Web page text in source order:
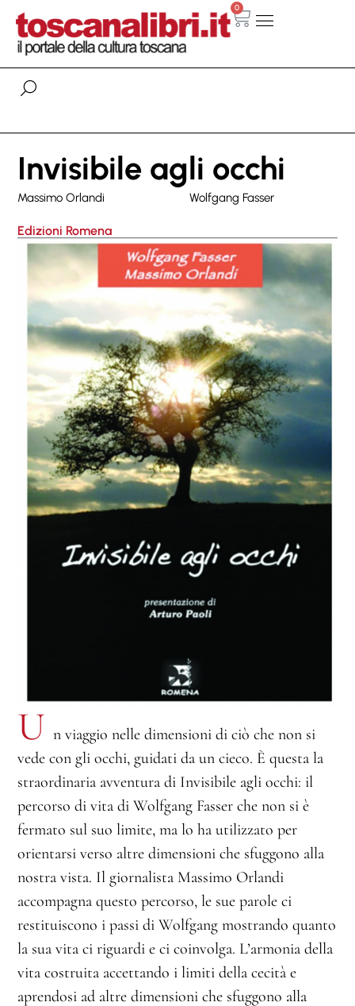
0
Invisibile agli occhi
Massimo Orlandi Wolfgang Fasser
Edizioni Romena
U n viaggio nelle dimensioni di ciò che non si
vede con gli occhi, guidati da un cieco. È questa la
straordinaria avventura di Invisibile agli occhi: il
percorso di vita di Wolfgang Fasser che non si è
fermato sul suo limite, ma lo ha utilizzato per
orientarsi verso altre dimensioni che sfuggono alla
nostra vista. Il giornalista Massimo Orlandi
accompagna questo percorso, le sue parole ci
restituiscono i passi di Wolfgang mostrando quanto
la sua vita ci riguardi e ci coinvolga. L’armonia della
vita costruita accettando i limiti della cecità e
aprendosi ad altre dimensioni che sfuggono alla